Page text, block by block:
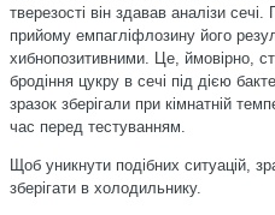
тверезості він здавав аналізи сечі.
прийому емпагліфлозину його
хибнопозитивними. Це, ймовірно,
бродіння цукру в сечі під дією
зразок зберігали при кімнатній
час перед тестуванням.
Щоб уникнути подібних ситуацій,
зберігати в холодильнику.